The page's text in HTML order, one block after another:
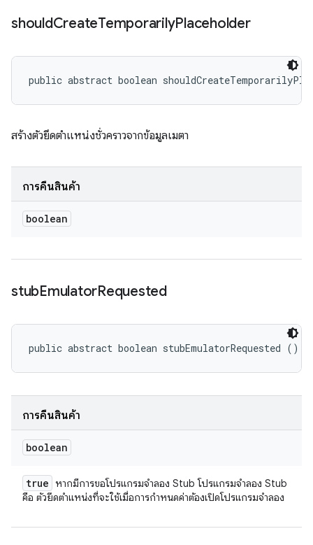
shouldCreateTemporarilyPlaceholder
public abstract boolean
สร้างตัวยึดตำแหน่งชั่วคราวจากข้อมูลเมตา
การคืนสินค้า
boolean
stubEmulatorRequested
public abstract boolean stubEmulatorRequested ()
การคืนสินค้า
boolean
true หากมีการขอโปรแกรมจำลอง Stub โปรแกรมจำลอง Stub
คือ ตัวยึดตำแหน่งที่จะใช้เมื่อการกำหนดค่าต้องเปิดโปรแกรมจำลอง